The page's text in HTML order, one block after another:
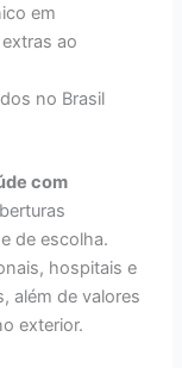
em
ao
no Brasil
com
de escolha.
hospitais e
além de valores
exterior.